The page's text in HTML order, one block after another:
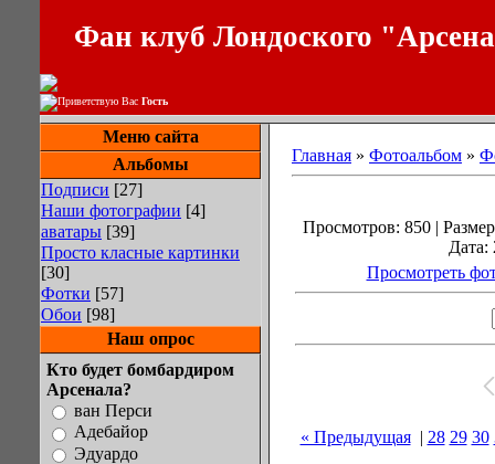
Фан клуб Лондоского
Приветствую Вас Гость
Меню сайта
Альбомы
Подписи [27]
Наши фотографии [4]
аватары [39]
Просто класные картинки
[30]
Фотки [57]
Обои [98]
Наш опрос
Кто будет бомбардиром
Арсенала?
ван Перси
Адебайор
Эдуардо
Главная » Фотоальбом »
Просмотров: 850 |
Дата:
Просмотреть
« Предыдущая| 28 29 30